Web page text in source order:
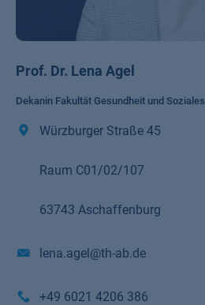
Prof. Dr. Lena Agel
Dekanin Fakultät Gesundheit und Soziales
Würzburger Straße 45
Raum C01/02/107
63743 Aschaffenburg
lena.agel@th-ab.de
+49 6021 4206 386